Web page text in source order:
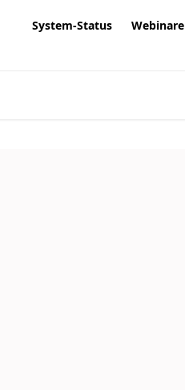
System-Status Webinare